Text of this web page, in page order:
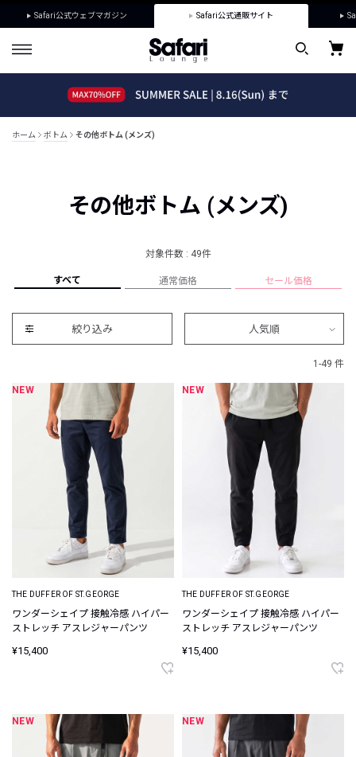
Safari公式ウェブマガジン Safari公式通販サイト
ホーム ボトム その他ボトム (メンズ)
その他ボトム (メンズ)
対象件数 : 49件
すべて 通常価格 セール価格
絞り込み 人気順
1-49 件
NEW
THE DUFFER OF ST.GEORGE
ワンダーシェイプ 接触冷感 ハイパー
ストレッチ アスレジャーパンツ
¥15,400
NEW
THE DUFFER OF ST.GEORGE
ワンダーシェイプ 接触冷感 ハイパー
ストレッチ アスレジャーパンツ
¥15,400
NEW NEW